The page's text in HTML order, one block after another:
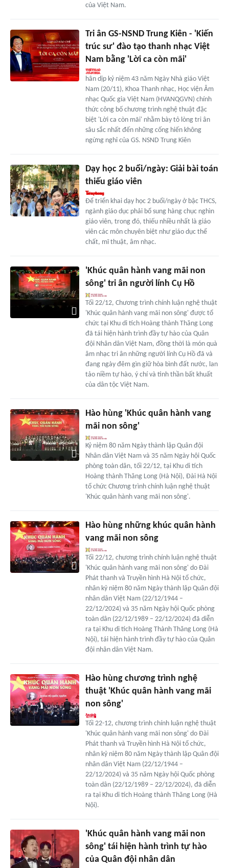
của Việt Nam.
Tri ân GS-NSND Trung Kiên - 'Kiến
trúc sư' đào tạo thanh nhạc Việt
Nam bằng 'Lời ca còn mãi'
hân dịp kỷ niệm 43 năm Ngày Nhà giáo Việt
Nam (20/11), Khoa Thanh nhạc, Học viện Âm
nhạc Quốc gia Việt Nam (HVANQGVN) chính
thức công bố chương trình nghệ thuật đặc
biệt 'Lời ca còn mãi' nhằm bày tỏ lòng tri ân
sâu sắc nhất đến những cống hiến không
ngừng nghỉ của GS. NSND Trung Kiên
Dạy học 2 buổi/ngày: Giải bài toán
thiếu giáo viên
Để triển khai dạy học 2 buổi/ngày ở bậc THCS,
ngành giáo dục phải bổ sung hàng chục nghìn
giáo viên, trong đó, thiếu nhiều nhất là giáo
viên các môn chuyên biệt như giáo dục thể
chất, mĩ thuật, âm nhạc.
'Khúc quân hành vang mãi non
sông' tri ân người lính Cụ Hồ
Tối 22/12, Chương trình chính luận nghệ thuật
'Khúc quân hành vang mãi non sông' được tổ
chức tại Khu di tích Hoàng thành Thăng Long
đã tái hiện hành trình đầy tự hào của Quân
đội Nhân dân Việt Nam, đồng thời là món quà
âm nhạc tri ân những người lính Cụ Hồ đã và
đang ngày đêm gìn giữ hòa bình đất nước, lan
tảo niềm tự hào, ý chí và tinh thần bất khuất
của dân tộc Việt Nam.
Hào hùng 'Khúc quân hành vang
mãi non sông'
Kỷ niệm 80 năm Ngày thành lập Quân đội
Nhân dân Việt Nam và 35 năm Ngày hội Quốc
phòng toàn dân, tối 22/12, tại Khu di tích
Hoàng thành Thăng Long (Hà Nội), Đài Hà Nội
tổ chức Chương trình chính luận nghệ thuật
'Khúc quân hành vang mãi non sông'.
Hào hùng những khúc quân hành
vang mãi non sông
Tối 22/12, chương trình chính luận nghệ thuật
'Khúc quân hành vang mãi non sông' do Đài
Phát thanh và Truyền hình Hà Nội tổ chức,
nhân kỷ niệm 80 năm Ngày thành lập Quân đội
nhân dân Việt Nam (22/12/1944 –
22/12/2024) và 35 năm Ngày hội Quốc phòng
toàn dân (22/12/1989 – 22/12/2024) đã diễn
ra tại Khu di tích Hoàng Thành Thăng Long (Hà
Nội), tái hiện hành trình đầy tự hào của Quân
đội nhân dân Việt Nam.
Hào hùng chương trình nghệ
thuật 'Khúc quân hành vang mãi
non sông'
Tối 22-12, chương trình chính luận nghệ thuật
'Khúc quân hành vang mãi non sông' do Đài
Phát thanh và Truyền hình Hà Nội tổ chức,
nhân kỷ niệm 80 năm Ngày thành lập Quân đội
nhân dân Việt Nam (22/12/1944 –
22/12/2024) và 35 năm Ngày hội Quốc phòng
toàn dân (22/12/1989 – 22/12/2024), đã diễn
ra tại Khu di tích Hoàng thành Thăng Long (Hà
Nội).
'Khúc quân hành vang mãi non
sông' tái hiện hành trình tự hào
của Quân đội nhân dân